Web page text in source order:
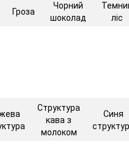
Гроза
Чорний
шоколад
ліс
Структура
кава з
молоком
Синя